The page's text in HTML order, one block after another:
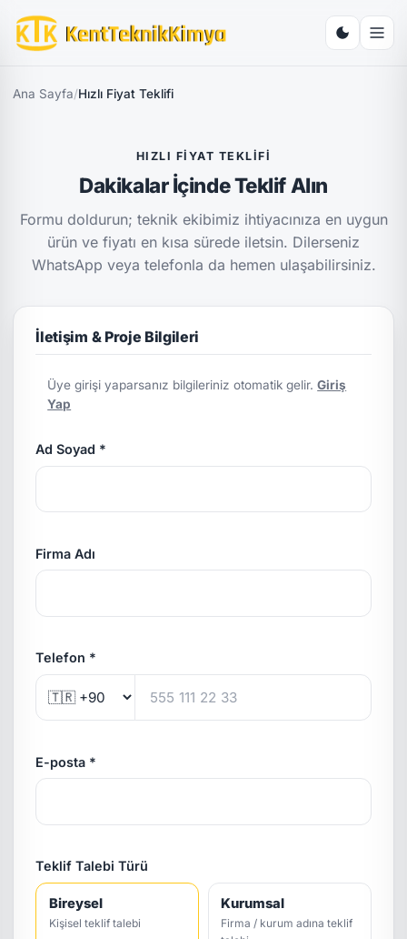
Ana Sayfa/Hızlı Fiyat Teklifi
HIZLI FIYAT TEKLIFI
Dakikalar İçinde Teklif Alın
Formu doldurun; teknik ekibimiz ihtiyacınıza en uygun
ürün ve fiyatı en kısa sürede iletsin. Dilerseniz
WhatsApp veya telefonla da hemen ulaşabilirsiniz.
İletişim & Proje Bilgileri
Üye girişi yaparsanız bilgileriniz otomatik gelir.Giriş
Yap
Ad Soyad *
Firma Adı
Telefon *
E-posta *
Teklif Talebi Türü
Bireysel
Kişisel teklif talebi
Kurumsal
Firma / kurum adına teklif